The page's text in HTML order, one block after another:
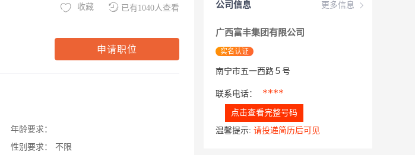
已有1040人查看
收藏
申请职位
年龄要求：
性别要求：
不限
更多信息
公司信息
广西富丰集团有限公司
实名认证
南宁市五一西路５号
联系电话： ****
点击查看完整号码
温馨提示: 请投递简历后可见